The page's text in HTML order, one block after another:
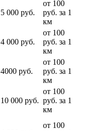
000 руб.
от 100
руб. за 1
км
000 руб.
от 100
руб. за 1
км
руб.
от 100
руб. за 1
км
000 руб.
от 100
руб. за 1
км
от 100